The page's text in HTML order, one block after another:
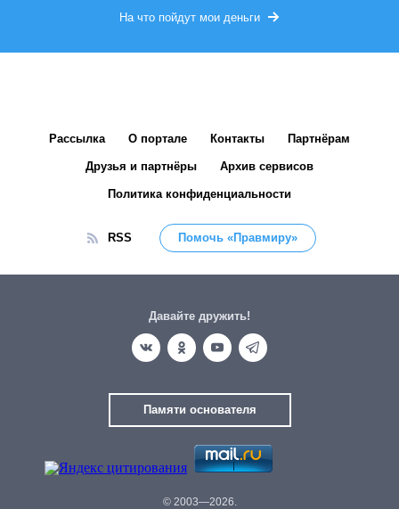
На что пойдут мои деньги
Рассылка О портале Контакты Партнёрам
Друзья и партнёры Архив сервисов
Политика конфиденциальности
RSS Помочь «Правмиру»
Давайте дружить!
Памяти основателя
© 2003—2026.